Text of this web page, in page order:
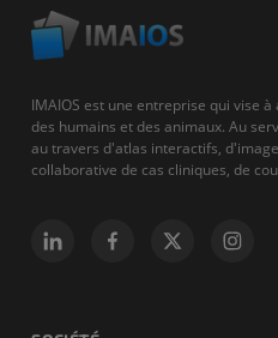
IMAIOS est une entreprise qui vise
des humains et des animaux. Au
au travers d'atlas interactifs,
collaborative de cas cliniques, de